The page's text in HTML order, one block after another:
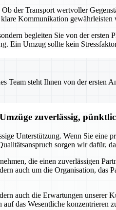
der Transport wertvoller
Kommunikation
begleiten Sie von der
Ein Umzug sollte kein
Team steht Ihnen von der
zuverlässig,
Unterstützung. Wenn Sie eine
sorgen wir dafür,
die einen zuverlässigen
auch um die Organisation,
auch die Erwartungen unserer
das Wesentliche